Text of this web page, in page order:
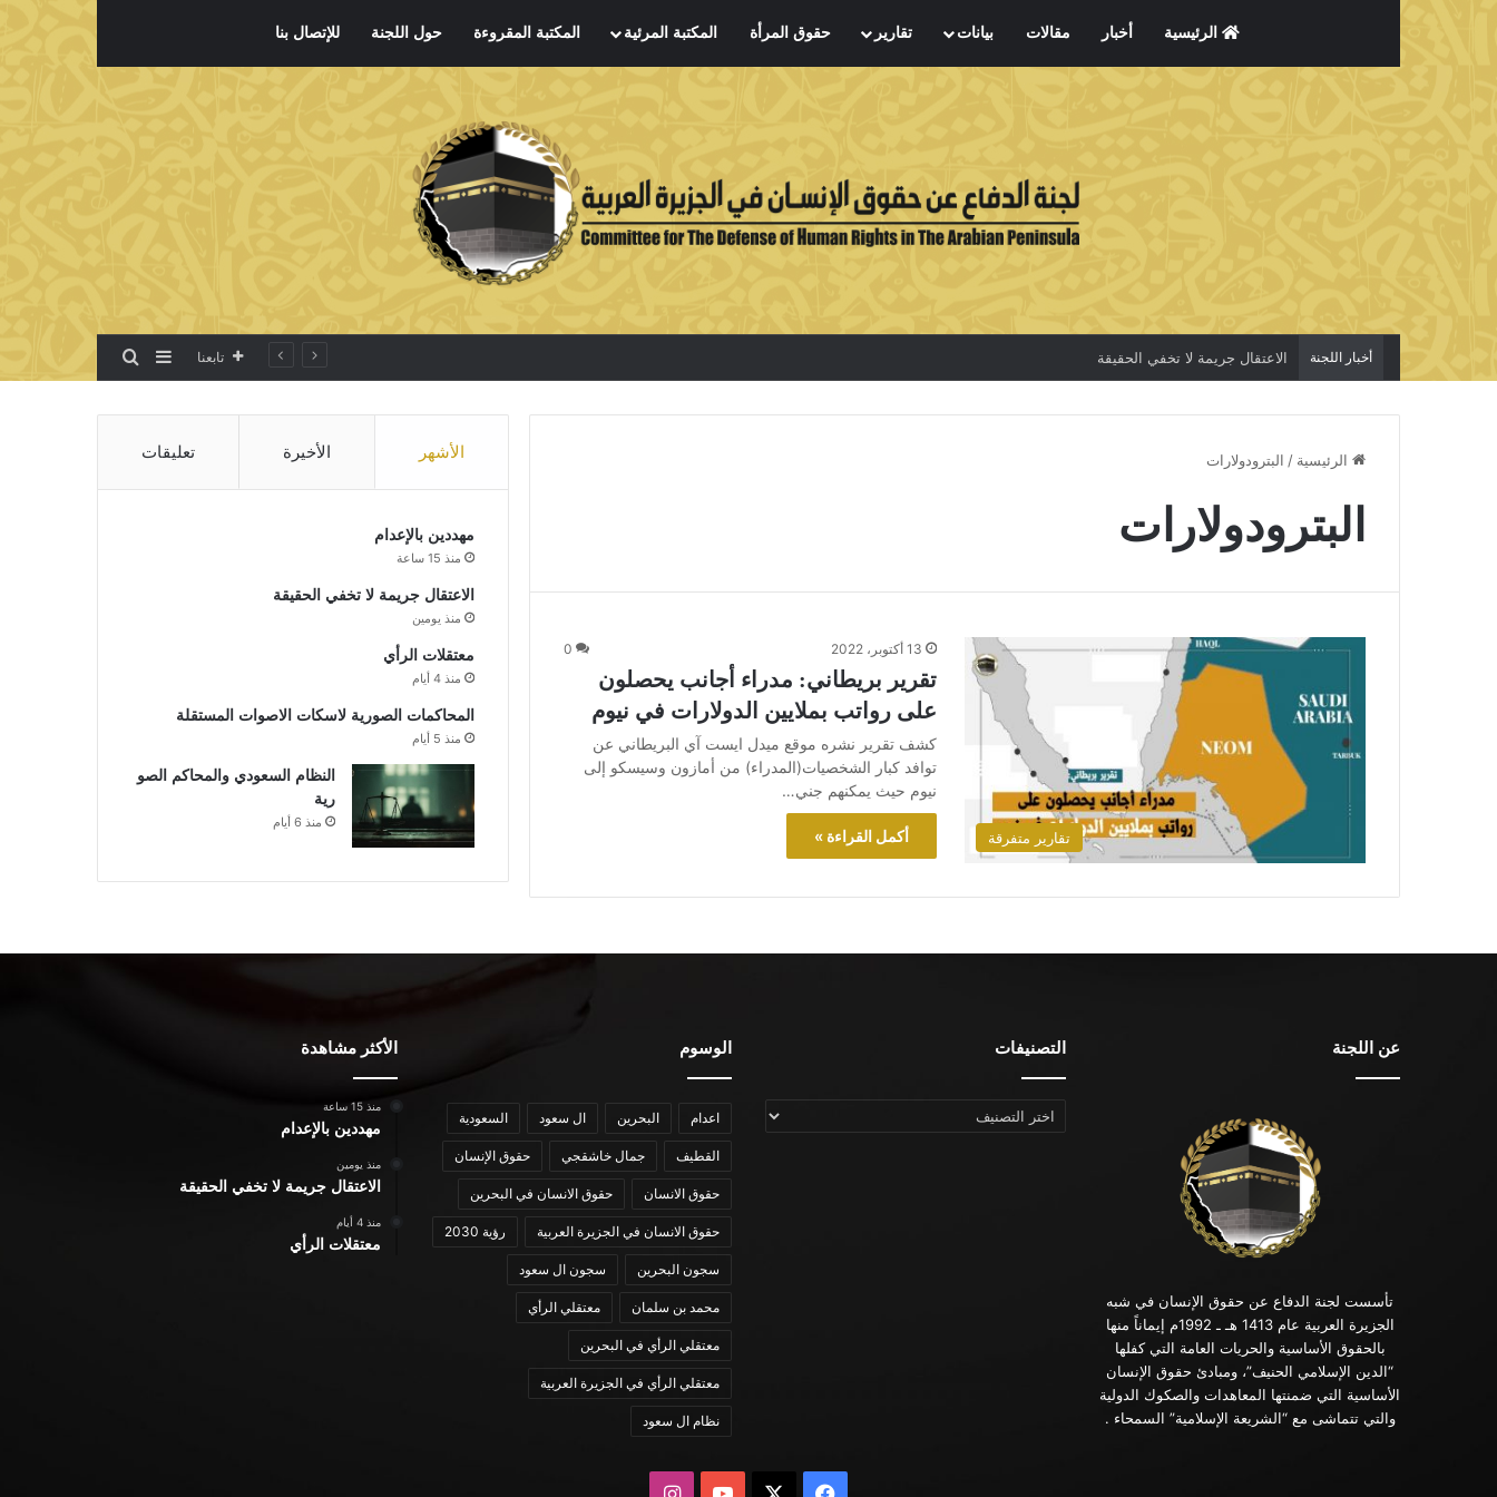
الرئيسية أخبار مقالات بيانات تقارير حقوق المرأة المكتبة المرئية المكتبة المقروءة حول اللجنة للإتصال بنا
أخبار اللجنة الاعتقال جريمة لا تخفي الحقيقة تابعنا إضافة عمود جانبي
بحث عن
الرئيسية / البترودولارات
البترودولارات
تقارير متفرقة
13 أكتوبر، 2022 0
تقرير بريطاني: مدراء أجانب يحصلون
على رواتب بملايين الدولارات في نيوم
كشف تقرير نشره موقع ميدل ايست آي البريطاني عن
توافد كبار الشخصيات(المدراء) من أمازون وسيسكو إلى
نيوم حيث يمكنهم جني…
أكمل القراءة »
الأشهر الأخيرة تعليقات
مهددين بالإعدام
منذ 15 ساعة
الاعتقال جريمة لا تخفي الحقيقة
منذ يومين
معتقلات الرأي
منذ 4 أيام
المحاكمات الصورية لاسكات الاصوات المستقلة
منذ 5 أيام
النظام السعودي والمحاكم الصو
رية
منذ 6 أيام
عن اللجنة
تأسست لجنة الدفاع عن حقوق الإنسان في شبه
الجزيرة العربية عام 1413 هـ ـ 1992م إيماناً منها
بالحقوق الأساسية والحريات العامة التي كفلها
“الدين الإسلامي الحنيف”، ومبادئ حقوق الإنسان
الأساسية التي ضمنتها المعاهدات والصكوك الدولية
والتي تتماشى مع “الشريعة الإسلامية” السمحاء .
التصنيفات
التصنيفات
الوسوم
اعدام البحرين ال سعود السعودية
القطيف جمال خاشقجي حقوق الإنسان
حقوق الانسان حقوق الانسان في البحرين
حقوق الانسان في الجزيرة العربية رؤية 2030
سجون البحرين سجون ال سعود
محمد بن سلمان معتقلي الرأي
معتقلي الرأي في البحرين
معتقلي الرأي في الجزيرة العربية
نظام ال سعود
الأكثر مشاهدة
منذ 15 ساعة
مهددين بالإعدام
منذ يومين
الاعتقال جريمة لا تخفي الحقيقة
منذ 4 أيام
معتقلات الرأي
فيسبوك يوتيوبانستقرام